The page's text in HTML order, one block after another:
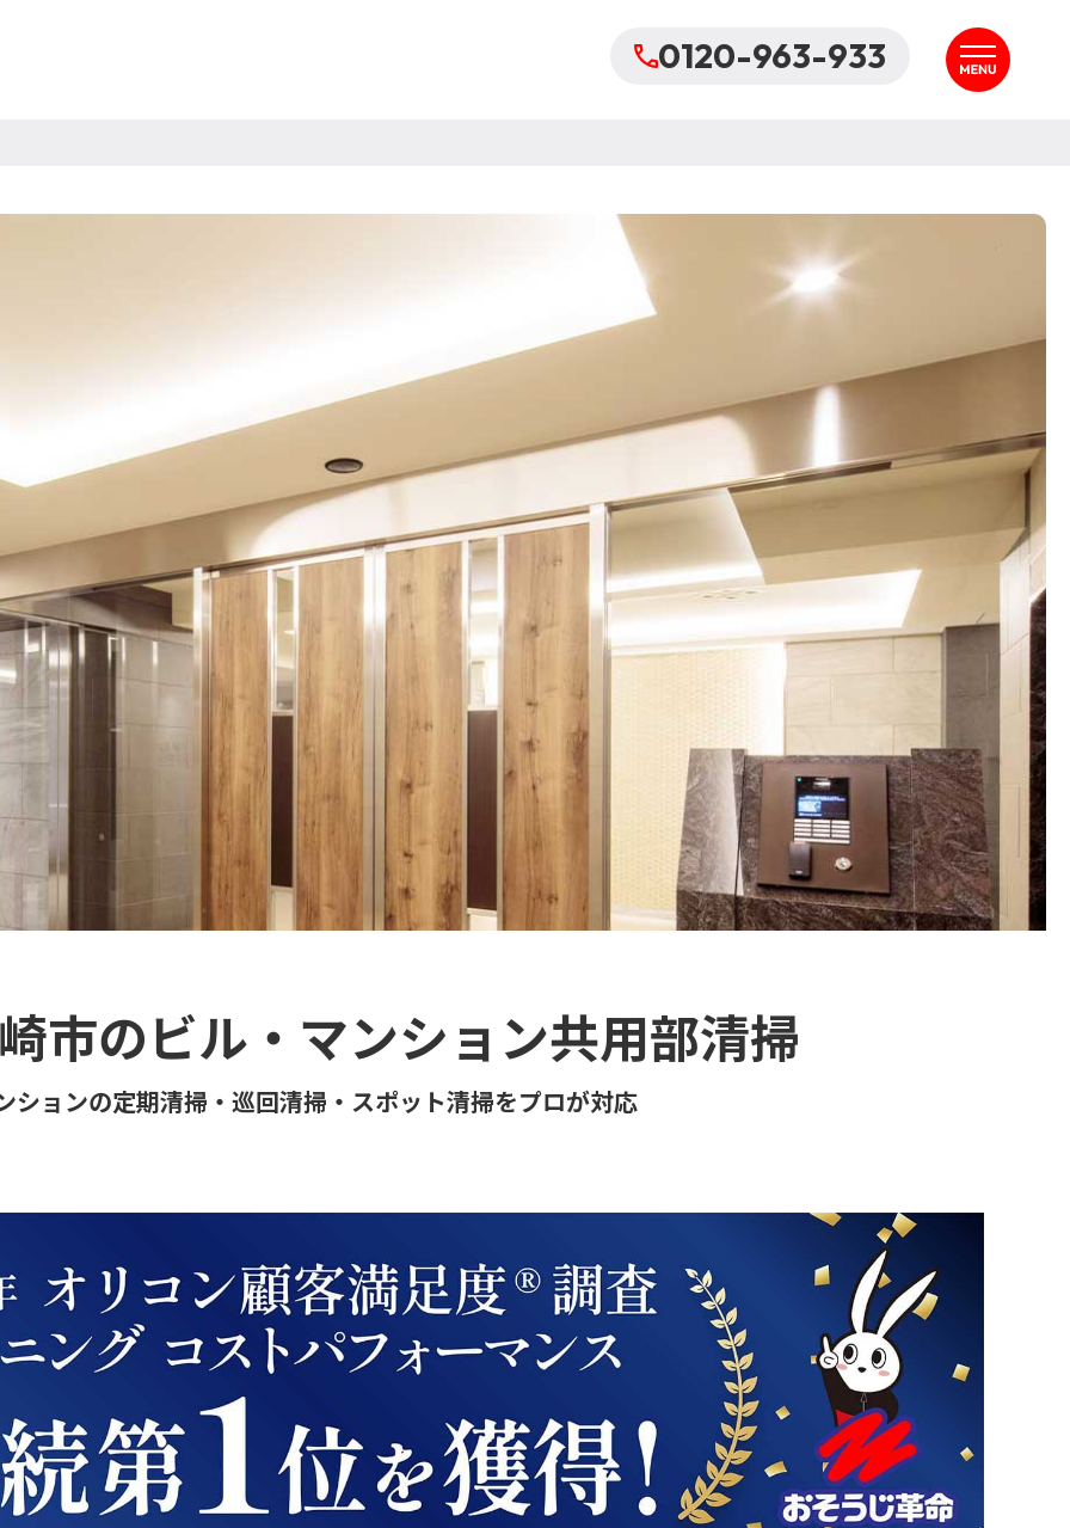
0120-963-933
市のビル・マンション共用部清掃
ションの定期清掃・巡回清掃・スポット清掃をプロが対応